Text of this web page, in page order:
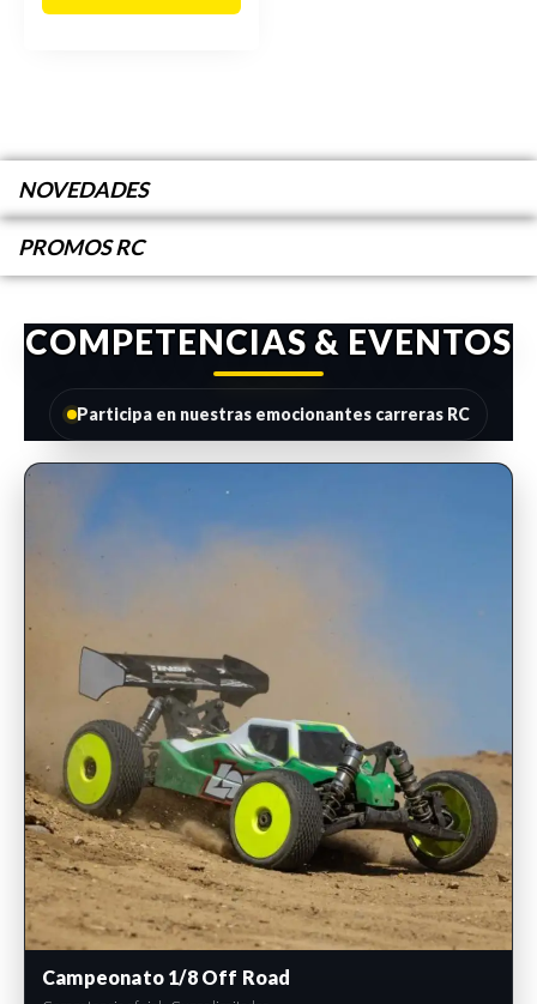
NOVEDADES
PROMOS RC
COMPETENCIAS & EVENTOS
Participa en nuestras emocionantes carreras RC
INSCRIPCIONES ABIERTAS
Campeonato 1/8 Off Road